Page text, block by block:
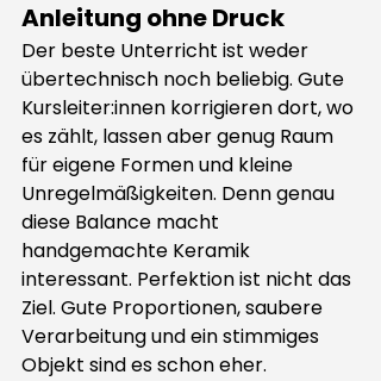
Anleitung ohne Druck
Der beste Unterricht ist weder
übertechnisch noch beliebig. Gute
Kursleiter:innen korrigieren dort, wo
es zählt, lassen aber genug Raum
für eigene Formen und kleine
Unregelmäßigkeiten. Denn genau
diese Balance macht
handgemachte Keramik
interessant. Perfektion ist nicht das
Ziel. Gute Proportionen, saubere
Verarbeitung und ein stimmiges
Objekt sind es schon eher.